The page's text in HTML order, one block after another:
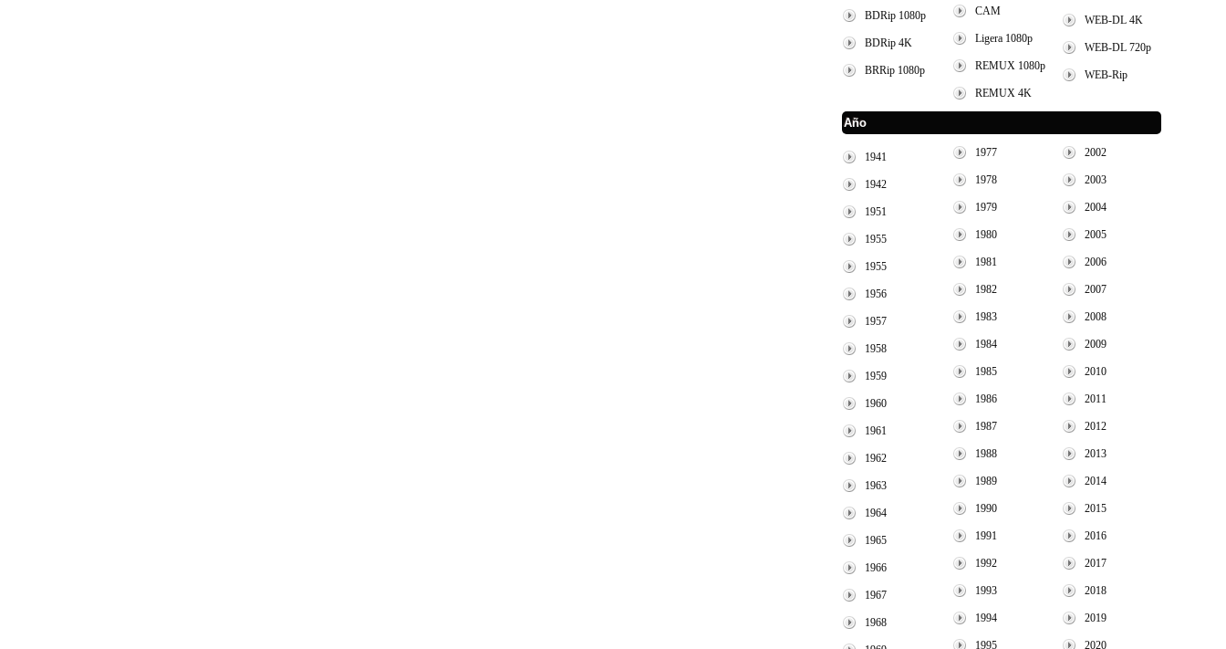
BDRip 1080p
BDRip 4K
BRRip 1080p
CAM
Ligera 1080p
REMUX 1080p
REMUX 4K
WEB-DL 4K
WEB-DL 720p
WEB-Rip
Año
1941
1942
1951
1955
1955
1956
1957
1958
1959
1960
1961
1962
1963
1964
1965
1966
1967
1968
1977
1978
1979
1980
1981
1982
1983
1984
1985
1986
1987
1988
1989
1990
1991
1992
1993
1994
1995
2002
2003
2004
2005
2006
2007
2008
2009
2010
2011
2012
2013
2014
2015
2016
2017
2018
2019
2020